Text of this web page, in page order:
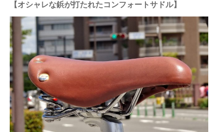
【オシャレな鋲が打たれたコンフォートサドル】